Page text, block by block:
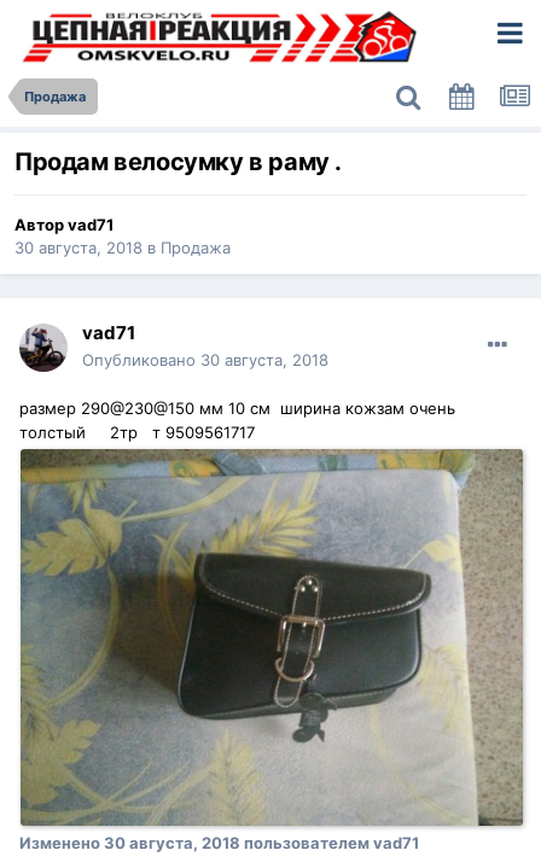
Продажа
Продам велосумку в раму .
Авторvad71
30 августа, 2018 в Продажа
vad71
Опубликовано 30 августа, 2018
размер 290@230@150 мм 10 см ширина кожзам очень
толстый 2тр т 9509561717
Изменено30 августа, 2018 пользователем vad71